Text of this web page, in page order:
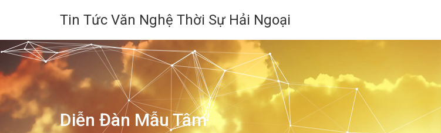
Tin Tức Văn Nghệ Thời Sự Hải Ngoại
Diễn Đàn Mẫu Tâm